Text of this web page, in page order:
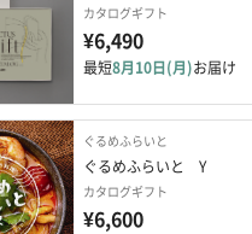
カタログギフト
¥6,490
最短8月10日(月)お届け
ぐるめふらいと
ぐるめふらいと　Y
カタログギフト
¥6,600